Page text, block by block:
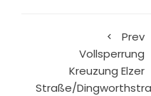
Prev
Vollsperrung
Kreuzung Elzer
Straße/